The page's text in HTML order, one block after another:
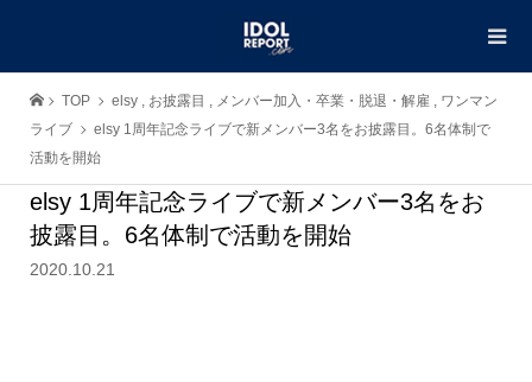
TOP elsy , お披露目 , メンバー加入・卒業・脱退・解雇 , ワンマン
ライブ
elsy 1周年記念ライブで新メンバー3名をお披露目。6名体制で
活動を開始
elsy 1周年記念ライブで新メンバー3名をお
披露目。6名体制で活動を開始
2020.10.21